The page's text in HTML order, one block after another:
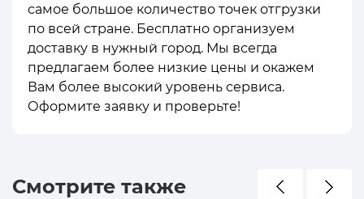
самое большое количество точек отгрузки
по всей стране. Бесплатно организуем
доставку в нужный город. Мы всегда
предлагаем более низкие цены и окажем
Вам более высокий уровень сервиса.
Оформите заявку и проверьте!
Смотрите также